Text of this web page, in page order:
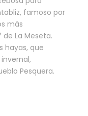
famoso por
más
La Meseta.
hayas, que
Pesquera.